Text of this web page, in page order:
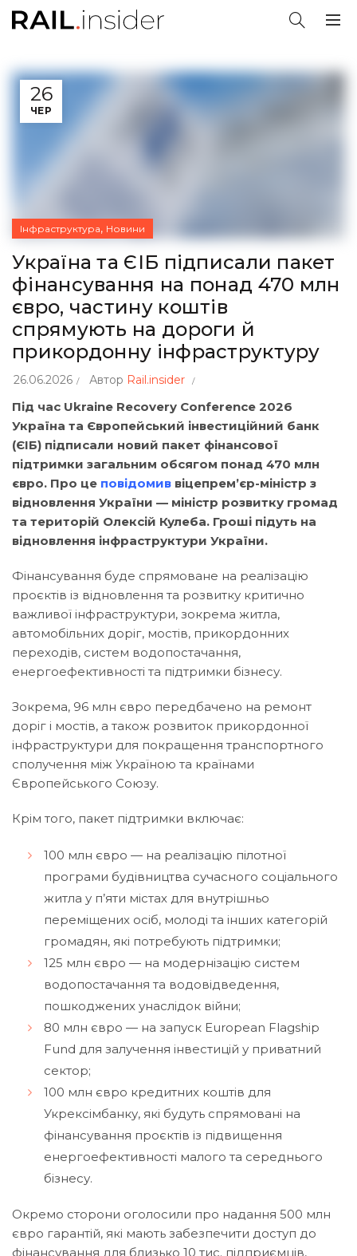
26
ЧЕР
Інфраструктура, Новини
Україна та ЄІБ підписали пакет
фінансування на понад 470 млн
євро, частину коштів
спрямують на дороги й
прикордонну інфраструктуру
26.06.2026 Автор Rail.insider
Під час Ukraine Recovery Conference 2026
Україна та Європейський інвестиційний банк
(ЄІБ) підписали новий пакет фінансової
підтримки загальним обсягом понад 470 млн
євро. Про це повідомив віцепрем’єр-міністр з
відновлення України — міністр розвитку громад
та територій Олексій Кулеба. Гроші підуть на
відновлення інфраструктури України.
Фінансування буде спрямоване на реалізацію
проєктів із відновлення та розвитку критично
важливої інфраструктури, зокрема житла,
автомобільних доріг, мостів, прикордонних
переходів, систем водопостачання,
енергоефективності та підтримки бізнесу.
Зокрема, 96 млн євро передбачено на ремонт
доріг і мостів, а також розвиток прикордонної
інфраструктури для покращення транспортного
сполучення між Україною та країнами
Європейського Союзу.
Крім того, пакет підтримки включає:
100 млн євро — на реалізацію пілотної
програми будівництва сучасного соціального
житла у п’яти містах для внутрішньо
переміщених осіб, молоді та інших категорій
громадян, які потребують підтримки;
125 млн євро — на модернізацію систем
водопостачання та водовідведення,
пошкоджених унаслідок війни;
80 млн євро — на запуск European Flagship
Fund для залучення інвестицій у приватний
сектор;
100 млн євро кредитних коштів для
Укрексімбанку, які будуть спрямовані на
фінансування проєктів із підвищення
енергоефективності малого та середнього
бізнесу.
Окремо сторони оголосили про надання 500 млн
євро гарантій, які мають забезпечити доступ до
фінансування для близько 10 тис. підприємців,